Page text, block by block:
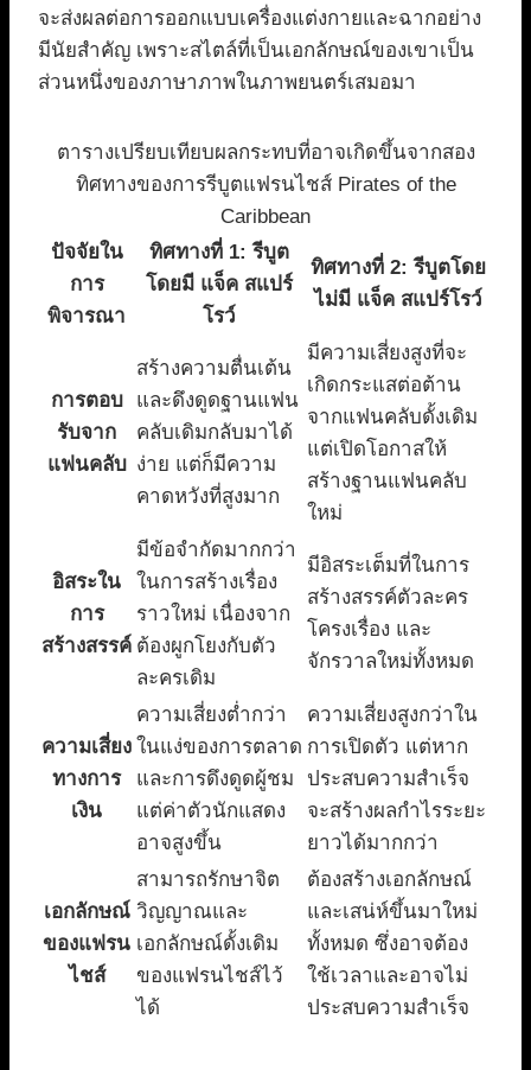
จะส่งผลต่อการออกแบบเครื่องแต่งกายและฉากอย่าง
มีนัยสำคัญ เพราะสไตล์ที่เป็นเอกลักษณ์ของเขาเป็น
ส่วนหนึ่งของภาษาภาพในภาพยนตร์เสมอมา
ตารางเปรียบเทียบผลกระทบที่อาจเกิดขึ้นจากสอง
ทิศทางของการรีบูตแฟรนไชส์ Pirates of the
Caribbean
ปัจจัยใน
การ
พิจารณา
ทิศทางที่ 1: รีบูต
โดยมี แจ็ค สแปร์
โรว์
ทิศทางที่ 2: รีบูตโดย
ไม่มี แจ็ค สแปร์โรว์
การตอบ
รับจาก
แฟนคลับ
สร้างความตื่นเต้น
และดึงดูดฐานแฟน
คลับเดิมกลับมาได้
ง่าย แต่ก็มีความ
คาดหวังที่สูงมาก
มีความเสี่ยงสูงที่จะ
เกิดกระแสต่อต้าน
จากแฟนคลับดั้งเดิม
แต่เปิดโอกาสให้
สร้างฐานแฟนคลับ
ใหม่
อิสระใน
การ
สร้างสรรค์
มีข้อจำกัดมากกว่า
ในการสร้างเรื่อง
ราวใหม่ เนื่องจาก
ต้องผูกโยงกับตัว
ละครเดิม
มีอิสระเต็มที่ในการ
สร้างสรรค์ตัวละคร
โครงเรื่อง และ
จักรวาลใหม่ทั้งหมด
ความเสี่ยง
ทางการ
เงิน
ความเสี่ยงต่ำกว่า
ในแง่ของการตลาด
และการดึงดูดผู้ชม
แต่ค่าตัวนักแสดง
อาจสูงขึ้น
ความเสี่ยงสูงกว่าใน
การเปิดตัว แต่หาก
ประสบความสำเร็จ
จะสร้างผลกำไรระยะ
ยาวได้มากกว่า
เอกลักษณ์
ของแฟรน
ไชส์
สามารถรักษาจิต
วิญญาณและ
เอกลักษณ์ดั้งเดิม
ของแฟรนไชส์ไว้
ได้
ต้องสร้างเอกลักษณ์
และเสน่ห์ขึ้นมาใหม่
ทั้งหมด ซึ่งอาจต้อง
ใช้เวลาและอาจไม่
ประสบความสำเร็จ